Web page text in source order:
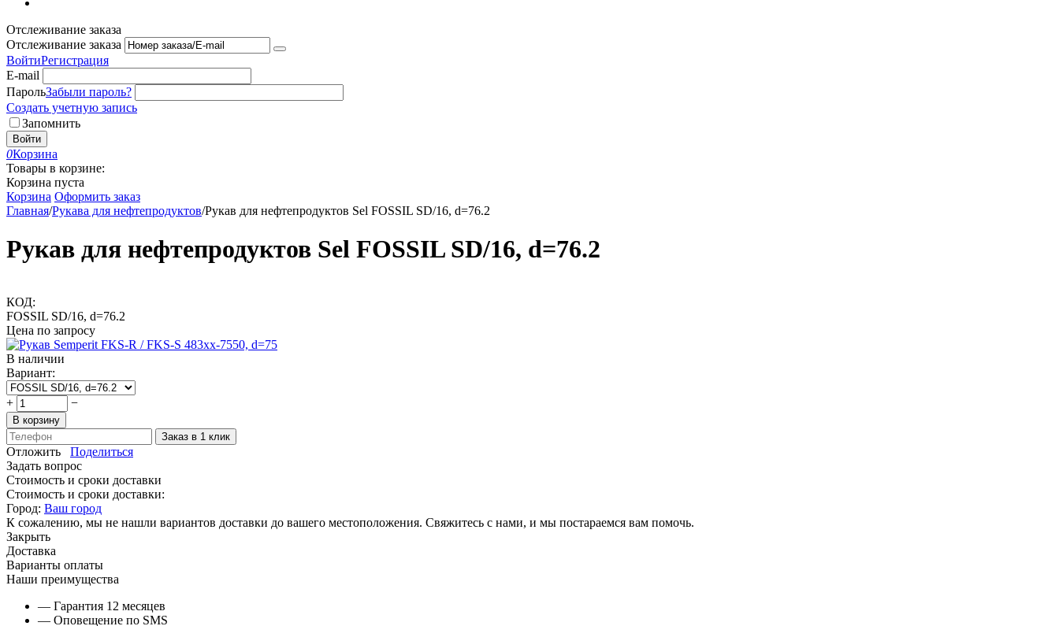
Отслеживание заказа
Отслеживание заказа
ВойтиРегистрация
E-mail
ПарольЗабыли пароль?
Создать учетную запись
Запомнить
Войти
0Корзина
Товары в корзине:
Корзина пуста
Корзина Оформить заказ
Главная/Рукава для нефтепродуктов/Рукав для нефтепродуктов Sel FOSSIL SD/16, d=76.2
Рукав для нефтепродуктов Sel FOSSIL SD/16, d=76.2
КОД:
FOSSIL SD/16, d=76.2
Цена по запросу
В наличии
Вариант:
+ −
В корзину
Заказ в 1 клик
Отложить
Поделиться
Задать вопрос
Стоимость и сроки доставки
Стоимость и сроки доставки:
Город: Ваш город
К сожалению, мы не нашли вариантов доставки до вашего местоположения. Свяжитесь с нами, и мы постараемся вам помочь.
Закрыть
Доставка
Варианты оплаты
Наши преимущества
— Гарантия 12 месяцев
— Оповещение по SMS